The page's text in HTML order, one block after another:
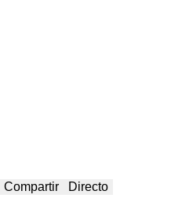
Compartir Directo